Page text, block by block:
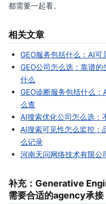
都需要一起看。
相关文章
GEO服务包括什么：AI
GEO公司怎么选：靠谱
什么
GEO诊断服务包括什么
么查
AI搜索优化公司怎么选：
AI搜索可见性怎么监控：
么记录
河南天问网络技术有限公
补充：Generative
需要合适的agency承接